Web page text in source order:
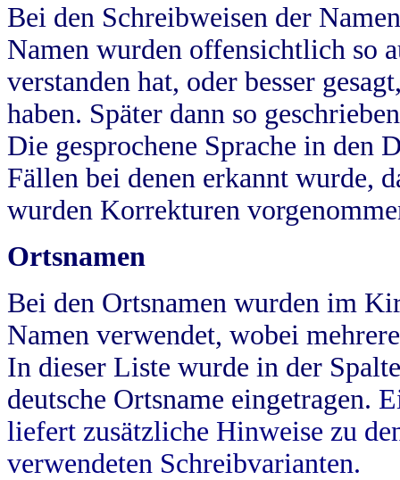
Bei den Schreibweisen der
Namen wurden offensichtlich so
verstanden hat, oder besser
haben. Später dann so
Die gesprochene Sprache in
Fällen bei denen erkannt wurde,
wurden Korrekturen
Ortsnamen
Bei den Ortsnamen wurden im
Namen verwendet, wobei
In dieser Liste wurde in der
deutsche Ortsname eingetragen.
liefert zusätzliche Hinweise zu
verwendeten Schreibvarianten.